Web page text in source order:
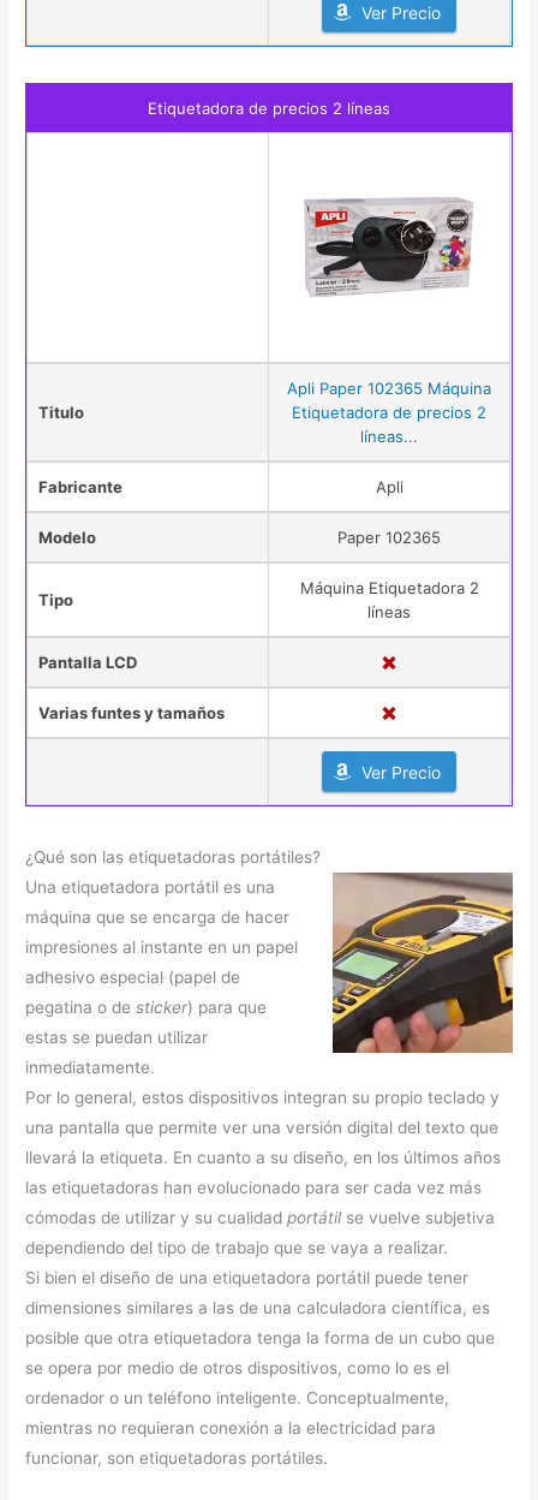
Ver Precio
Etiquetadora de precios 2 líneas
Titulo
Apli Paper 102365 Máquina
Etiquetadora de precios 2
líneas...
Fabricante Apli
Modelo Paper 102365
Tipo
Máquina Etiquetadora 2
líneas
Pantalla LCD
Varias funtes y tamaños
Ver Precio
¿Qué son las etiquetadoras portátiles?
Una etiquetadora portátil es una
máquina que se encarga de hacer
impresiones al instante en un papel
adhesivo especial (papel de
pegatina o desticker) para que
estas se puedan utilizar
inmediatamente.
Por lo general, estos dispositivos integran su propio teclado y
una pantalla que permite ver una versión digital del texto que
llevará la etiqueta. En cuanto a su diseño, en los últimos años
las etiquetadoras han evolucionado para ser cada vez más
cómodas de utilizar y su cualidadportátil se vuelve subjetiva
dependiendo del tipo de trabajo que se vaya a realizar.
Si bien el diseño de una etiquetadora portátil puede tener
dimensiones similares a las de una calculadora científica, es
posible que otra etiquetadora tenga la forma de un cubo que
se opera por medio de otros dispositivos, como lo es el
ordenador o un teléfono inteligente. Conceptualmente,
mientras no requieran conexión a la electricidad para
funcionar, son etiquetadoras portátiles.